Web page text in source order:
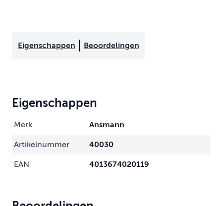
Eigenschappen Beoordelingen
Eigenschappen
Merk Ansmann
Artikelnummer 40030
EAN 4013674020119